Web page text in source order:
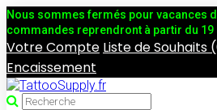
Nous sommes fermés pour vacances
commandes reprendront à partir du 19
Votre Compte Liste de Souhaits
Encaissement